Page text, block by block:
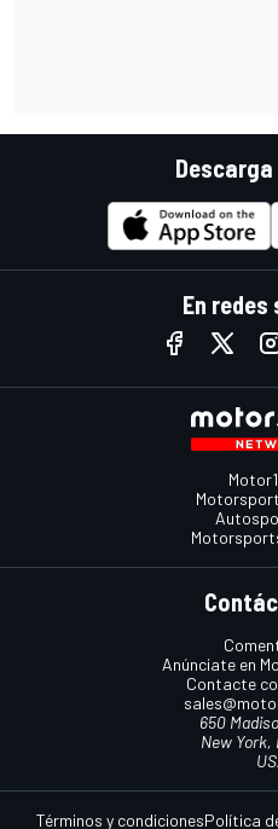
En
Anúnciate en
Contacte
650
New York,
Términos y condicionesPolítica